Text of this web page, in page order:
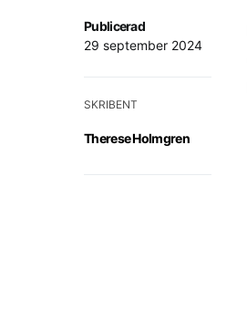
Publicerad
29 september 2024
SKRIBENT
Therese Holmgren